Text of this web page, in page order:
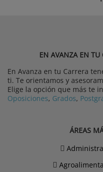
EN AVANZA EN TU
En Avanza en tu Carrera
ti. Te orientamos y
Elige la opción que más te
Oposiciones, Grados,
ÁREAS